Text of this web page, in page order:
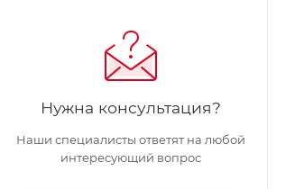
Нужна консультация?
Наши специалисты ответят на любой
интересующий вопрос